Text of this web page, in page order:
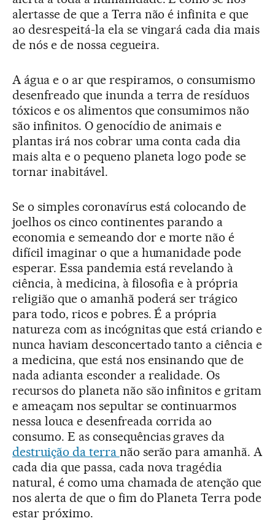
alertasse de que a Terra não é infinita e que
ao desrespeitá-la ela se vingará cada dia mais
de nós e de nossa cegueira.
A água e o ar que respiramos, o consumismo
desenfreado que inunda a terra de resíduos
tóxicos e os alimentos que consumimos não
são infinitos. O genocídio de animais e
plantas irá nos cobrar uma conta cada dia
mais alta e o pequeno planeta logo pode se
tornar inabitável.
Se o simples coronavírus está colocando de
joelhos os cinco continentes parando a
economia e semeando dor e morte não é
difícil imaginar o que a humanidade pode
esperar. Essa pandemia está revelando à
ciência, à medicina, à filosofia e à própria
religião que o amanhã poderá ser trágico
para todo, ricos e pobres. É a própria
natureza com as incógnitas que está criando e
nunca haviam desconcertado tanto a ciência e
a medicina, que está nos ensinando que de
nada adianta esconder a realidade. Os
recursos do planeta não são infinitos e gritam
e ameaçam nos sepultar se continuarmos
nessa louca e desenfreada corrida ao
consumo. E as consequências graves da
destruição da terra não serão para amanhã. A
cada dia que passa, cada nova tragédia
natural, é como uma chamada de atenção que
nos alerta de que o fim do Planeta Terra pode
estar próximo.